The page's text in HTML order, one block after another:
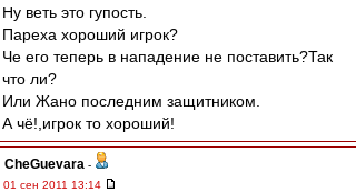
Ну веть это гупость.
Пареха хороший игрок?
Че его теперь в нападение не поставить?Так
что ли?
Или Жано последним защитником.
А чё!,игрок то хороший!
CheGuevara -
01 сен 2011 13:14